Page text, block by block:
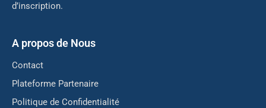
d’inscription.
A propos de Nous
Contact
Plateforme Partenaire
Politique de Confidentialité